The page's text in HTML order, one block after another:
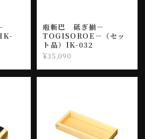
庖斬巴 砥ぎ揃－
TOGISOROE－（セッ
ト品）IK-032
¥35,090